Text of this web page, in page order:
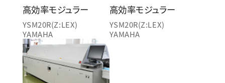
高効率モジュラー
YSM20R(Z:LEX)
YAMAHA
高効率モジュラー
YSM20R(Z:LEX)
YAMAHA